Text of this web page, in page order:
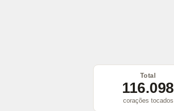
Total
116.098
corações tocados